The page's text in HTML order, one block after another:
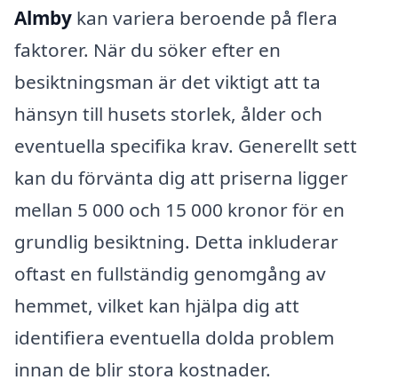
Almby kan variera beroende på flera
faktorer. När du söker efter en
besiktningsman är det viktigt att ta
hänsyn till husets storlek, ålder och
eventuella specifika krav. Generellt sett
kan du förvänta dig att priserna ligger
mellan 5 000 och 15 000 kronor för en
grundlig besiktning. Detta inkluderar
oftast en fullständig genomgång av
hemmet, vilket kan hjälpa dig att
identifiera eventuella dolda problem
innan de blir stora kostnader.